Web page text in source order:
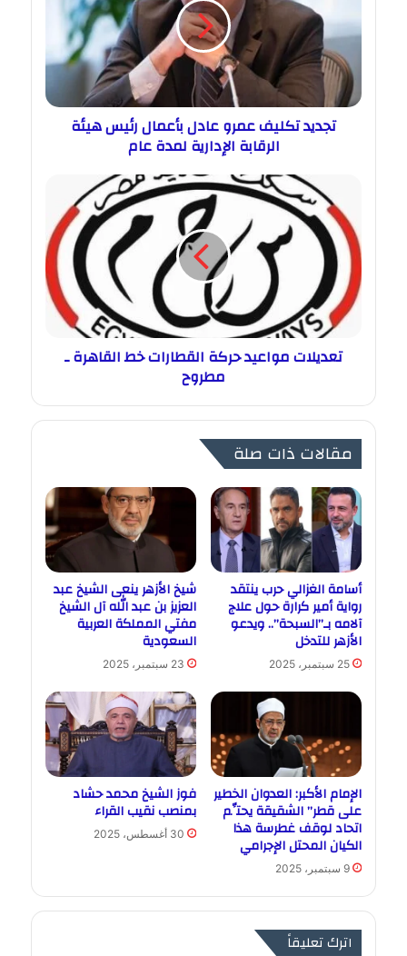
تجديد تكليف عمرو عادل بأعمال رئيس هيئة
الرقابة الإدارية لمدة عام
تعديلات مواعيد حركة القطارات خط القاهرة ـ
مطروح
مقالات ذات صلة
أسامة الغزالي حرب ينتقد
رواية أمير كرارة حول علاج
آلامه بـ”السبحة”.. ويدعو
الأزهر للتدخل
25 سبتمبر، 2025
شيخ الأزهر ينعى الشيخ عبد
العزيز بن عبد الله آل الشيخ
مفتي المملكة العربية
السعودية
23 سبتمبر، 2025
الإمام الأكبر: العدوان الخطير
على قطر” الشقيقة يحتِّم
اتحاد لوقف غطرسة هذا
الكيان المحتل الإجرامي
9 سبتمبر، 2025
فوز الشيخ محمد حشاد
بمنصب نقيب القراء
30 أغسطس، 2025
اترك تعليقاً